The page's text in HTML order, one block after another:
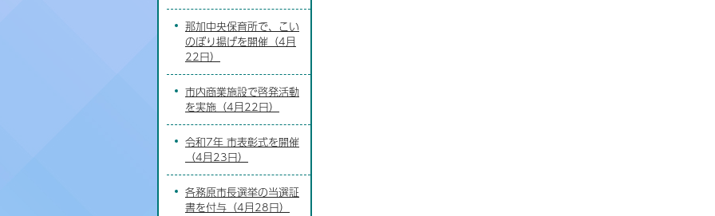
那加中央保育所で、こい
のぼり揚げを開催（4月
22日）
市内商業施設で啓発活動
を実施（4月22日）
令和7年 市表彰式を開催
（4月23日）
各務原市長選挙の当選証
書を付与（4月28日）